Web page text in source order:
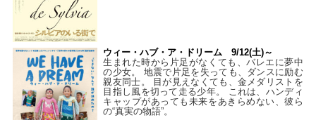
ウィー・ハブ・ア・ドリーム 9/12(土)～
生まれた時から片足がなくても、バレエに夢中
の少女。 地震で片足を失っても、ダンスに励む
親友同士。 目が見えなくても、金メダリストを
目指し風を切って走る少年。 これは、ハンディ
キャップがあっても未来をあきらめない、彼ら
の“真実の物語”。